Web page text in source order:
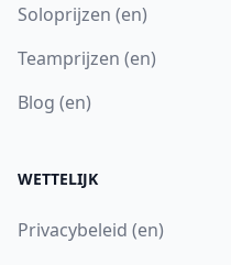
Soloprijzen (en)
Teamprijzen (en)
Blog (en)
WETTELIJK
Privacybeleid (en)